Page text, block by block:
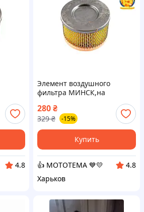
4.8
Элемент воздушного
фильтра МИНСК,на
280₴
329 ₴ -15%
Купить
👍 МОТОТЕМА 💙💛
4.8
Харьков